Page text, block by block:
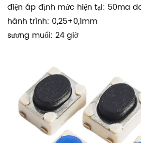
điện áp định mức hiện tại: 50ma
hành trình: 0,25+0,1mm
sương muối: 24 giờ